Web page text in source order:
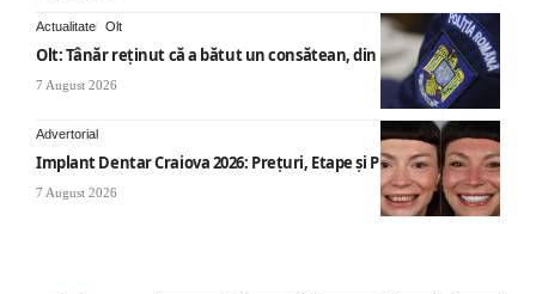
Actualitate Olt
Olt: Tânăr reţinut că a bătut un consătean, din cauza muzicii
7 August 2026
Advertorial
Implant Dentar Craiova 2026: Preţuri, Etape şi Plata în Rate
7 August 2026